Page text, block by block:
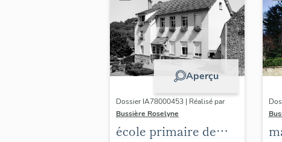
Aperçu
Dossier IA78000453 | Réalisé par
Bussière Roselyne
école primaire de